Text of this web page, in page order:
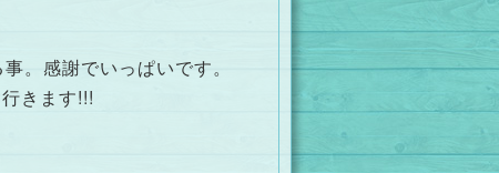
。感謝でいっぱいです。
きます!!!